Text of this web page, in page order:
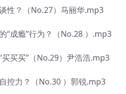
性？（No.27）马丽华.mp3
“成瘾”行为？（No.28 ）.mp3
买买”（No.29）尹浩浩.mp3
控力？（No.30 ）郭锐.mp3